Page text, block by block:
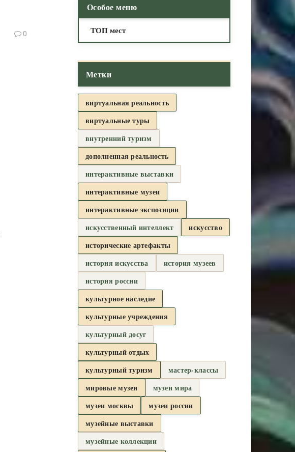
0
Особое меню
ТОП мест
Метки
виртуальная реальность
виртуальные туры
внутренний туризм
дополненная реальность
интерактивные выставки
интерактивные музеи
интерактивные экспозиции
искусственный интеллект
искусство
исторические артефакты
история искусства
история музеев
история россии
культурное наследие
культурные учреждения
культурный досуг
культурный отдых
культурный туризм
мастер-классы
мировые музеи
музеи мира
музеи москвы
музеи россии
музейные выставки
музейные коллекции